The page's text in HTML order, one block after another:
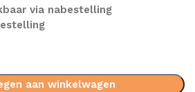
via nabestelling
aan winkelwagen